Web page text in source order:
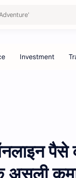
पैसे